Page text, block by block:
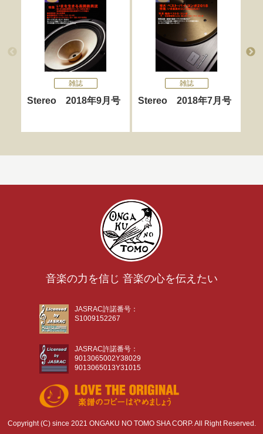
雑誌
Stereo 2018年9月号
雑誌
Stereo 2018年7月号
音楽の力を信じ 音楽の心を伝えたい
JASRAC許諾番号：
S1009152267
JASRAC許諾番号：
9013065002Y38029
9013065013Y31015
Copyright (C) since 2021 ONGAKU NO TOMO SHA CORP. All Right Reserved.